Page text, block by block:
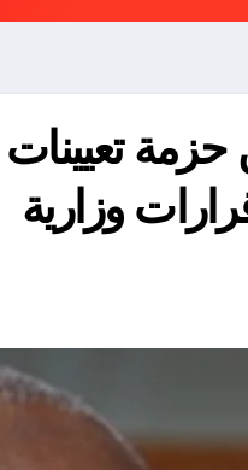
حزمة
وزارية